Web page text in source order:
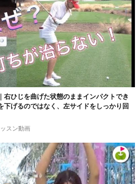
右ひじを曲げた状態のままインパクトでき
下げるのではなく、左サイドをしっかり回
スン動画